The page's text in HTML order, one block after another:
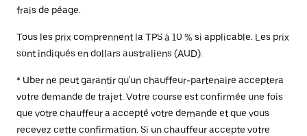
frais de péage.
Tous les prix comprennent la TPS à 10 % si applicable. Les prix
sont indiqués en dollars australiens (AUD).
* Uber ne peut garantir qu'un chauffeur-partenaire acceptera
votre demande de trajet. Votre course est confirmée une fois
que votre chauffeur a accepté votre demande et que vous
recevez cette confirmation. Si un chauffeur accepte votre